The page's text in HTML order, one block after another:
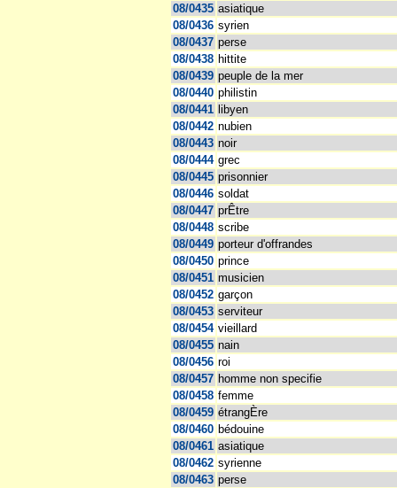
08/0435 asiatique
08/0436 syrien
08/0437 perse
08/0438 hittite
08/0439 peuple de la mer
08/0440 philistin
08/0441 libyen
08/0442 nubien
08/0443 noir
08/0444 grec
08/0445 prisonnier
08/0446 soldat
08/0447 prÊtre
08/0448 scribe
08/0449 porteur d'offrandes
08/0450 prince
08/0451 musicien
08/0452 garçon
08/0453 serviteur
08/0454 vieillard
08/0455 nain
08/0456 roi
08/0457 homme non specifie
08/0458 femme
08/0459 étrangÈre
08/0460 bédouine
08/0461 asiatique
08/0462 syrienne
08/0463 perse